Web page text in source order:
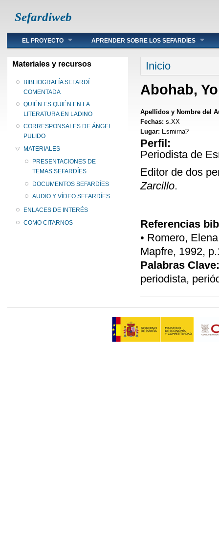
Sefardiweb
Main menu
EL PROYECTO APRENDER SOBRE LOS SEFARDÍES
Materiales y recursos
BIBLIOGRAFÍA SEFARDÍ
COMENTADA
QUIÉN ES QUIÉN EN LA
LITERATURA EN LADINO
CORRESPONSALES DE ÁNGEL
PULIDO
MATERIALES
PRESENTACIONES DE
TEMAS SEFARDÍES
DOCUMENTOS SEFARDÍES
AUDIO Y VÍDEO SEFARDÍES
ENLACES DE INTERÉS
COMO CITARNOS
Se encuentra
Inicio
Abohab,
Apellidos y Nombre del
Fechas: s.XX
Lugar: Esmirna?
Perfil:
Periodista de
Editor de dos
Zarcillo.
Referencias
• Romero,
Mapfre, 1992,
Palabras Clave:
periodista,